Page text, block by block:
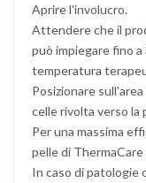
Aprire l'involucro.
Attendere che il
può impiegare fino
temperatura
Posizionare
celle rivolta verso la
Per una massima
pelle di
In caso di patologie